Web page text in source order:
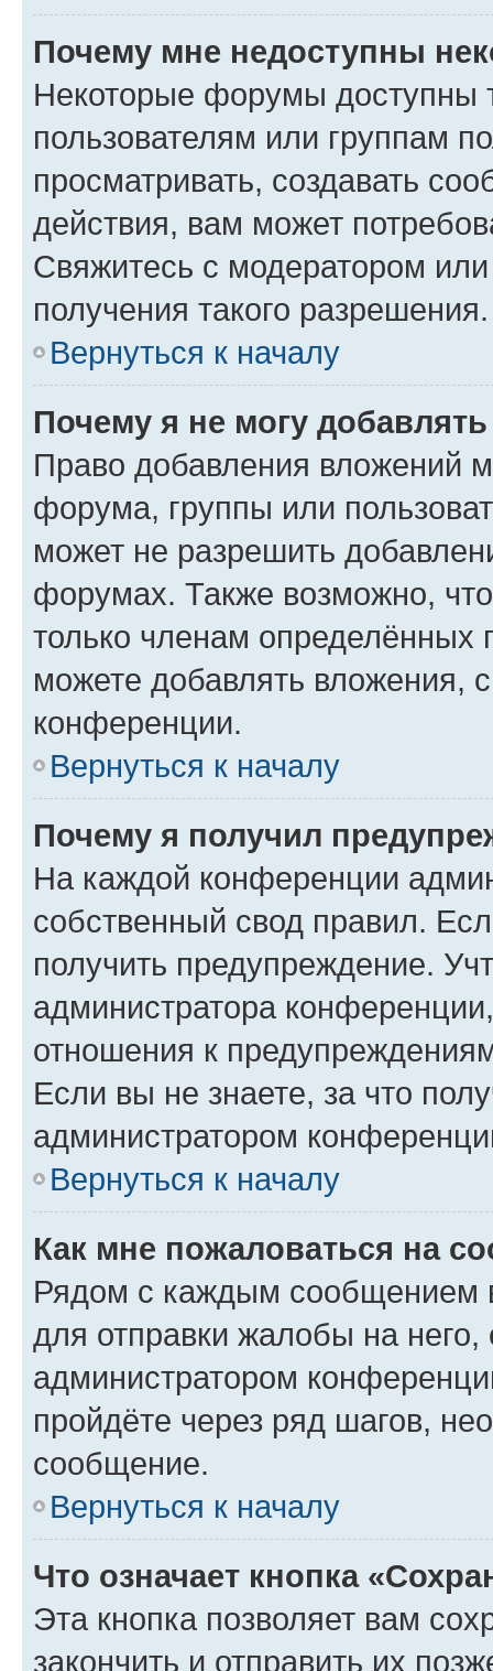
Почему мне недоступны
Некоторые форумы доступны
пользователям или группам
просматривать, создавать
действия, вам может
Свяжитесь с модератором
получения такого разрешения.
Вернуться к началу
Почему я не могу
Право добавления вложений
форума, группы или
может не разрешить
форумах. Также возможно,
только членам определённых
можете добавлять вложения,
конференции.
Вернуться к началу
Почему я получил
На каждой конференции
собственный свод правил.
получить предупреждение.
администратора
отношения к
Если вы не знаете, за что
администратором
Вернуться к началу
Как мне пожаловаться на
Рядом с каждым сообщением
для отправки жалобы на
администратором
пройдёте через ряд шагов,
сообщение.
Вернуться к началу
Что означает кнопка
Эта кнопка позволяет вам
закончить и отправить их